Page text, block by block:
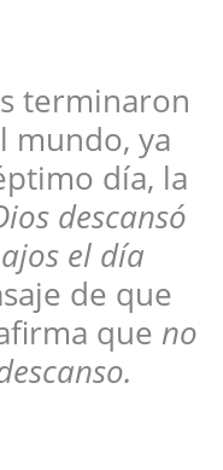
terminaron
mundo, ya
día, la
descansó
el día
de que
que no